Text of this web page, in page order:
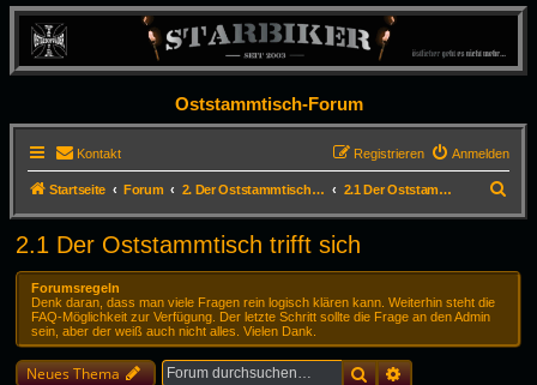
Oststammtisch-Forum
Kontakt Anmelden
Registrieren
Startseite Forum 2. Der Oststammtisch trifft sich 2.1 Der Oststammtisch trifft sich
u
h
2.1 Der Oststammtisch trifft sich
Forumsregeln
Denk daran, dass man viele Fragen rein logisch klären kann. Weiterhin steht die
FAQ-Möglichkeit zur Verfügung. Der letzte Schritt sollte die Frage an den Admin
sein, aber der weiß auch nicht alles. Vielen Dank.
Neues Thema SucheErweiterte Suche